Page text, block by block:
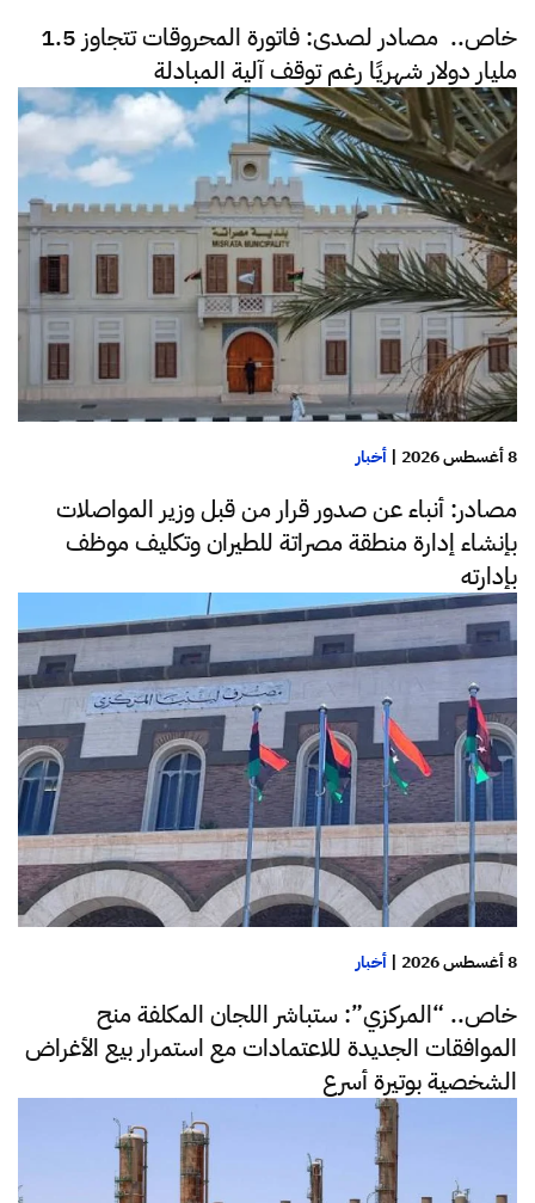
خاص.. مصادر لصدى: فاتورة المحروقات تتجاوز 1.5
مليار دولار شهريًا رغم توقف آلية المبادلة
8 أغسطس 2026 | أخبار
مصادر: أنباء عن صدور قرار من قبل وزير المواصلات
بإنشاء إدارة منطقة مصراتة للطيران وتكليف موظف
بإدارته
8 أغسطس 2026 | أخبار
خاص.. “المركزي”: ستباشر اللجان المكلفة منح
الموافقات الجديدة للاعتمادات مع استمرار بيع الأغراض
الشخصية بوتيرة أسرع